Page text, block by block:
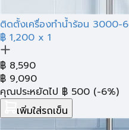
ติดตั้งเครื่องทำน้ำร้อน 3000-
฿ 1,200 x 1
฿ 8,590
฿ 9,090
คุณประหยัดไป ฿ 500 (-6%)
เพิ่มใส่รถเข็น